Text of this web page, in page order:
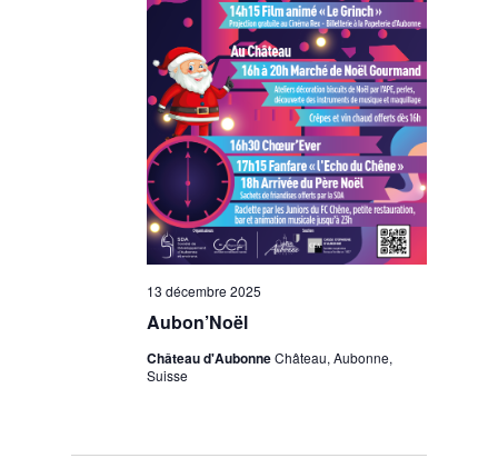
Aubon’Noël
13 décembre 2025
Château d'AubonneChâteau, Aubonne,
Suisse